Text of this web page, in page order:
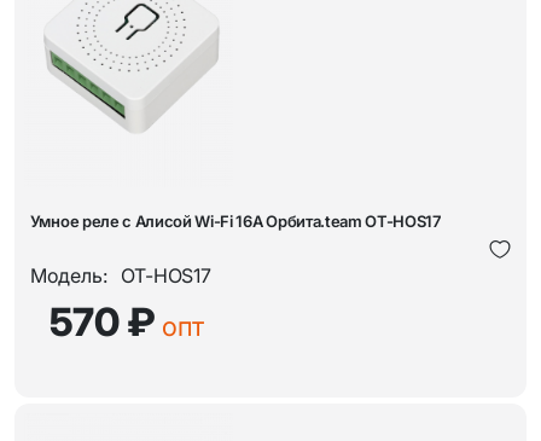
Умное реле с Алисой Wi-Fi 16A Орбита.team OT-HOS17
Модель: OT-HOS17
570 ₽ опт